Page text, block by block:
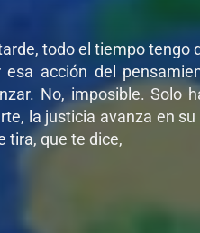
todo el tiempo tengo
acción del
No, imposible. Solo
la justicia avanza en
tira, que te dice,